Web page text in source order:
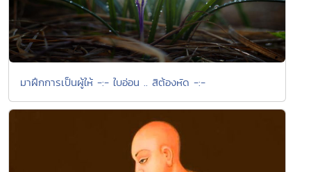
มาฝึกการเป็นผู้ให้ -:- ใบอ่อน .. สิต้องหัด -:-